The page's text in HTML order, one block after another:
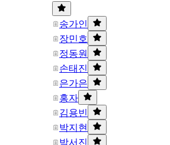
송가인
장민호
정동원
손태진
은가은
홍자
김용빈
박지현
박서진